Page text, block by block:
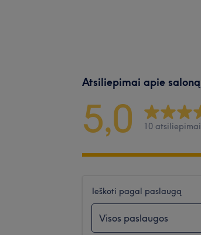
Atsiliepimai apie saloną
5,0 10 atsiliepimai
Ieškoti pagal paslaugą
Visos paslaugos